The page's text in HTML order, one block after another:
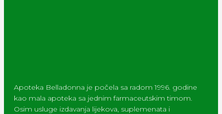
Apoteka Belladonna je počela sa radom 1996. godine
kao mala apoteka sa jednim farmaceutskim timom.
Osim usluge izdavanja lijekova, suplemenata i